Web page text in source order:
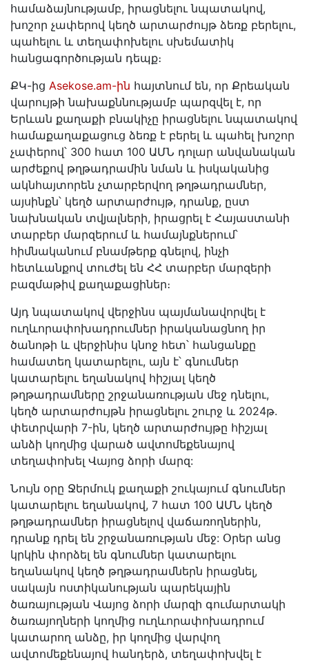
համաձայնությամբ, իրացնելու նպատակով,
խոշոր չափերով կեղծ արտարժույթ ձեռք բերելու,
պահելու և տեղափոխելու սխեմատիկ
հանցագործության դեպք։
ՔԿ-ից Asekose.am-ին հայտնում են, որ Քրեական
վարույթի նախաքննությամբ պարզվել է, որ
Երևան քաղաքի բնակիչը իրացնելու նպատակով
համաքաղաքացուց ձեռք է բերել և պահել խոշոր
չափերով՝ 300 հատ 100 ԱՄՆ դոլար անվանական
արժեքով թղթադրամին նման և իսկականից
ակնհայտորեն չտարբերվող թղթադրամներ,
այսինքն՝ կեղծ արտարժույթ, դրանք, ըստ
նախնական տվյալների, իրացրել է Հայաստանի
տարբեր մարզերում և համայնքներում՝
հիմնականում բնամթերք գնելով, ինչի
հետևանքով տուժել են ՀՀ տարբեր մարզերի
բազմաթիվ քաղաքացիներ։
Այդ նպատակով վերջինս պայմանավորվել է
ուղևորափոխադրումներ իրականացնող իր
ծանոթի և վերջինիս կնոջ հետ՝ հանցանքը
համատեղ կատարելու, այն է՝ գնումներ
կատարելու եղանակով հիշյալ կեղծ
թղթադրամները շրջանառության մեջ դնելու,
կեղծ արտարժույթն իրացնելու շուրջ և 2024թ.
փետրվարի 7-ին, կեղծ արտարժույթը հիշյալ
անձի կողմից վարած ավտոմեքենայով
տեղափոխել Վայոց ձորի մարզ:
Նույն օրը Ջերմուկ քաղաքի շուկայում գնումներ
կատարելու եղանակով, 7 հատ 100 ԱՄՆ կեղծ
թղթադրամներ իրացնելով վաճառողներին,
դրանք դրել են շրջանառության մեջ: Օրեր անց
կրկին փորձել են գնումներ կատարելու
եղանակով կեղծ թղթադրամներն իրացնել,
սակայն ոստիկանության պարեկային
ծառայության Վայոց ձորի մարզի գումարտակի
ծառայողների կողմից ուղևորափոխադրում
կատարող անձը, իր կողմից վարվող
ավտոմեքենայով հանդերձ, տեղափոխվել է